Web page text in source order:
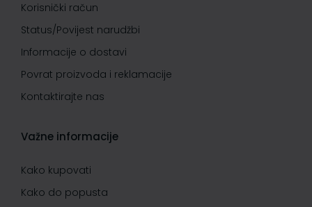
Korisnički račun
Status/Povijest narudžbi
Informacije o dostavi
Povrat proizvoda i reklamacije
Kontaktirajte nas
Važne informacije
Kako kupovati
Kako do popusta